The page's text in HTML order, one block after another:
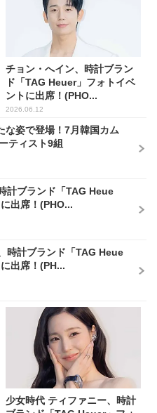
チョン・へイン、時計ブラン
ド「TAG Heuer」フォトイベ
ントに出席！(PHO...
2026.06.12
な姿で登場！7月韓国カム
ティスト9組
計ブランド「TAG Heue
出席！(PHO...
時計ブランド「TAG Heue
出席！(PH...
少女時代 ティファニー、時計